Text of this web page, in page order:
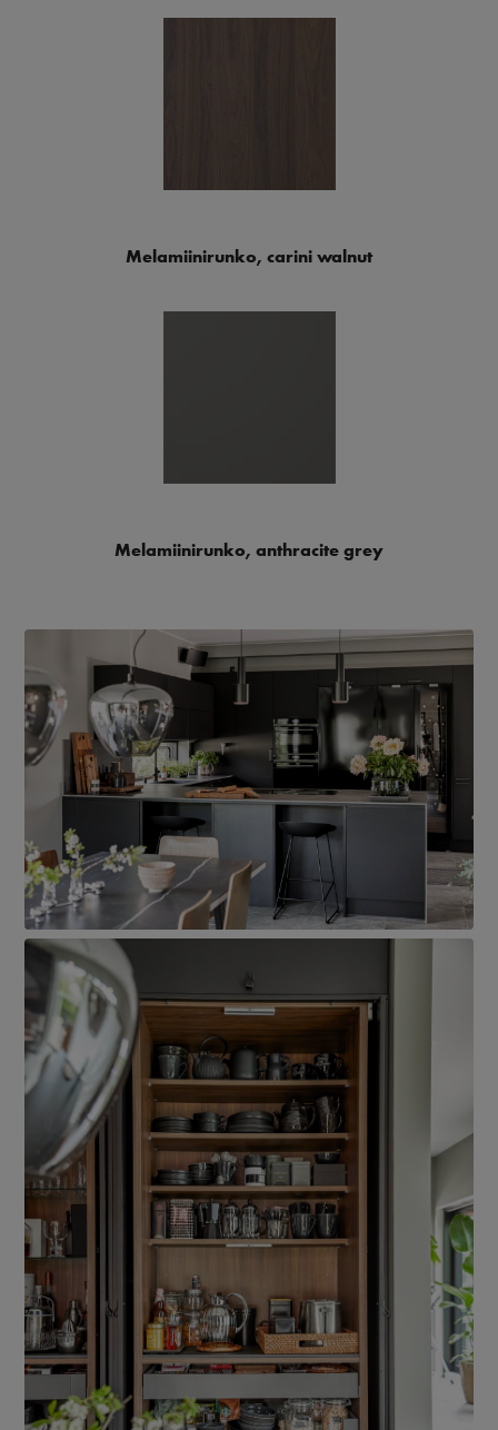
Melamiinirunko, carini walnut
Melamiinirunko, anthracite grey